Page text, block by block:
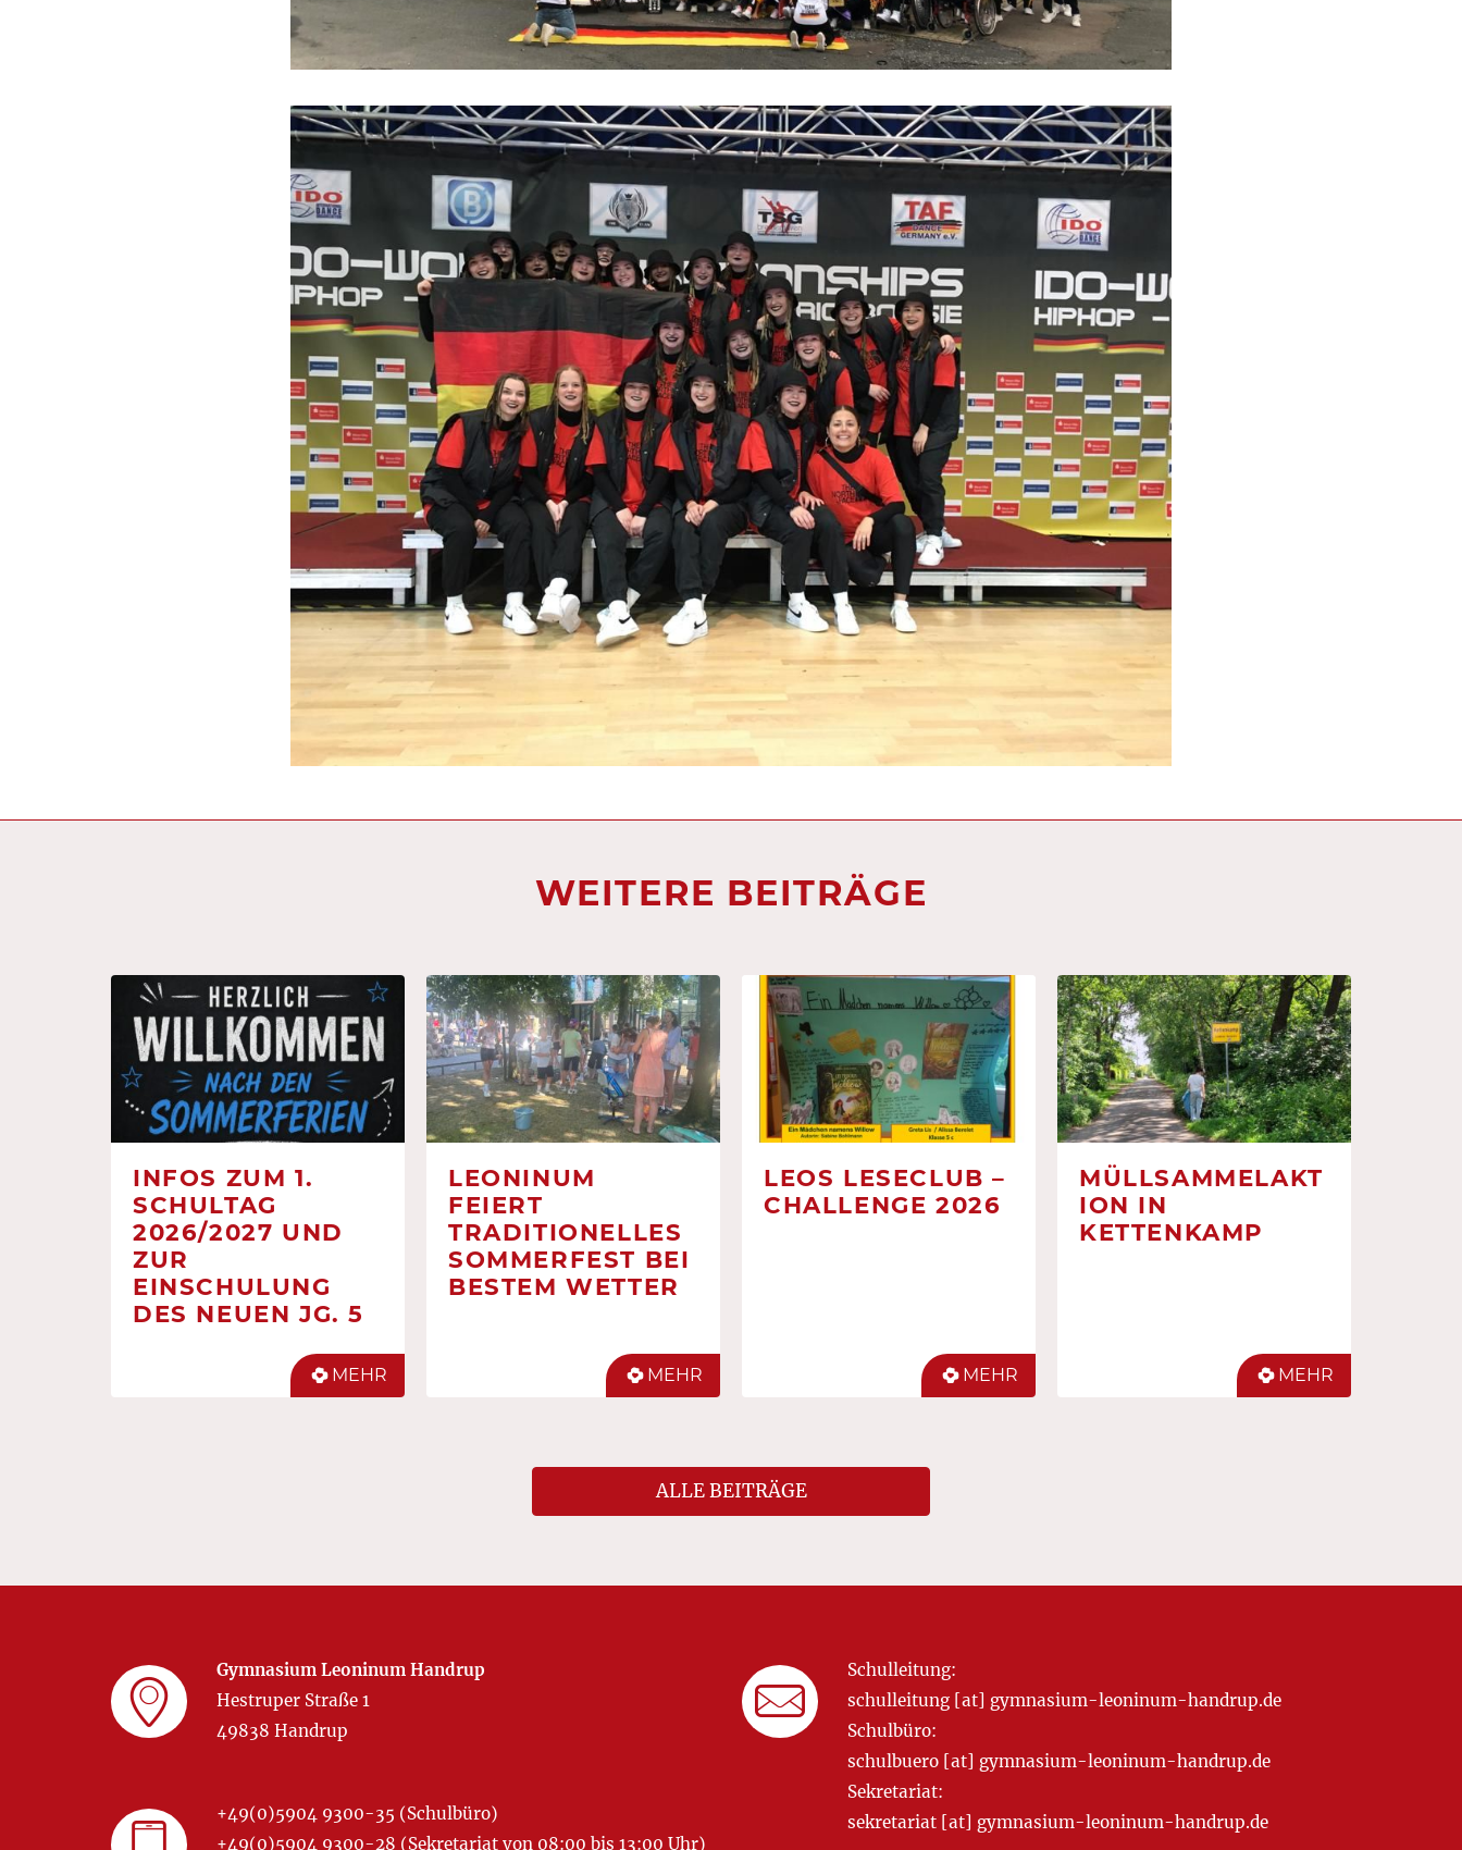
WEITERE BEITRÄGE
INFOS ZUM 1.
SCHULTAG
2026/2027 UND
ZUR
EINSCHULUNG
DES NEUEN JG. 5
MEHR
LEONINUM
FEIERT
TRADITIONELLES
SOMMERFEST BEI
BESTEM WETTER
MEHR
LEOS LESECLUB –
CHALLENGE 2026
MEHR
MÜLLSAMMELAKT
ION IN
KETTENKAMP
MEHR
ALLE BEITRÄGE
Gymnasium Leoninum Handrup
Hestruper Straße 1
49838 Handrup
+49(0)5904 9300-35 (Schulbüro)
+49(0)5904 9300-28 (Sekretariat von 08:00 bis 13:00 Uhr)
Schulleitung:
schulleitung [at] gymnasium-leoninum-handrup.de
Schulbüro:
schulbuero [at] gymnasium-leoninum-handrup.de
Sekretariat:
sekretariat [at] gymnasium-leoninum-handrup.de